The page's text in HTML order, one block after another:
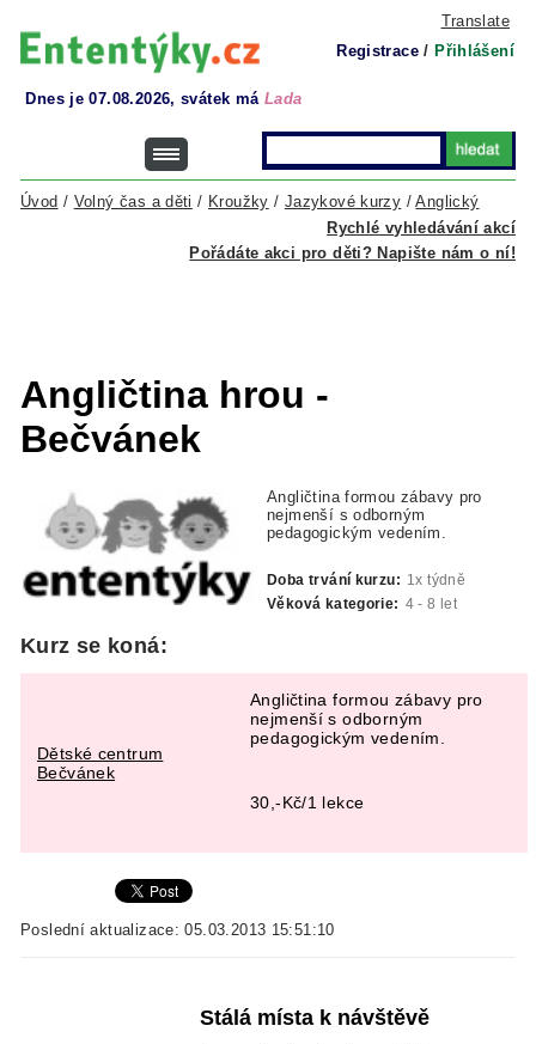
Translate
Registrace / Přihlášení
Dnes je 07.08.2026, svátek má Lada
Rychlé vyhledávání akcí
Úvod / Volný čas a děti / Kroužky / Jazykové kurzy /Anglický
Pořádáte akci pro děti? Napište nám o ní!
Angličtina hrou -
Bečvánek
Angličtina formou zábavy pro
nejmenší s odborným
pedagogickým vedením.
Doba trvání kurzu: 1x týdně
Věková kategorie: 4 - 8 let
Kurz se koná:
Dětské centrum
Bečvánek
Angličtina formou zábavy pro
nejmenší s odborným
pedagogickým vedením.
30,-Kč/1 lekce
Poslední aktualizace: 05.03.2013 15:51:10
Stálá místa k návštěvě